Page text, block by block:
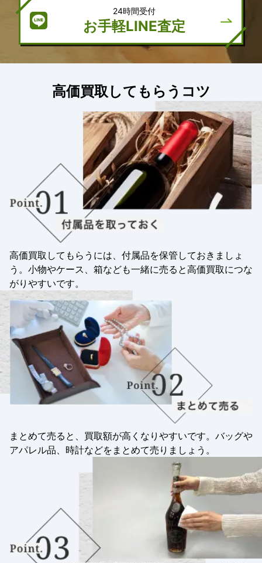
24時間受付
お手軽LINE査定
高価買取してもらうコツ
高価買取してもらうには、付属品を保管しておきましょ
う。小物やケース、箱なども一緒に売ると高価買取につな
がりやすいです。
まとめて売ると、買取額が高くなりやすいです。バッグや
アパレル品、時計などをまとめて売りましょう。